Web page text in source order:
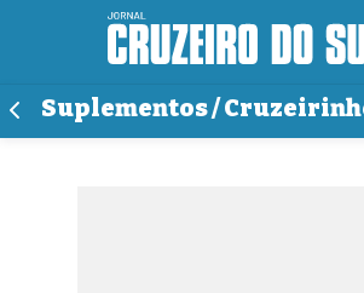
Suplementos /